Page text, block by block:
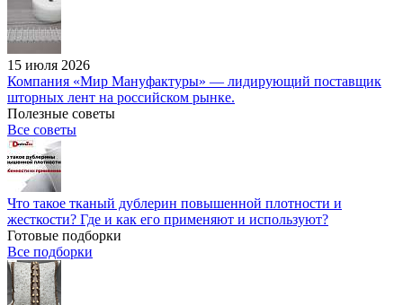
15 июля 2026
Компания «Мир Мануфактуры» — лидирующий поставщик
шторных лент на российском рынке.
Полезные советы
Все советы
Что такое тканый дублерин повышенной плотности и
жесткости? Где и как его применяют и используют?
Готовые подборки
Все подборки